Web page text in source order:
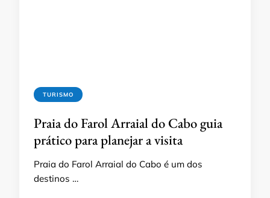
TURISMO
Praia do Farol Arraial do Cabo guia
prático para planejar a visita
Praia do Farol Arraial do Cabo é um dos
destinos …